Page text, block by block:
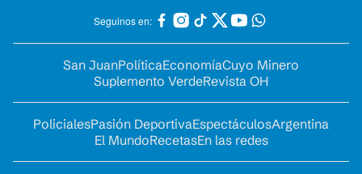
Seguinos en:
San JuanPolíticaEconomíaCuyo Minero
Suplemento VerdeRevista OH
PolicialesPasión DeportivaEspectáculosArgentina
El MundoRecetasEn las redes